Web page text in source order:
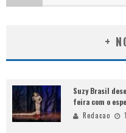
+
Suzy Brasil
feira com o
Redacao